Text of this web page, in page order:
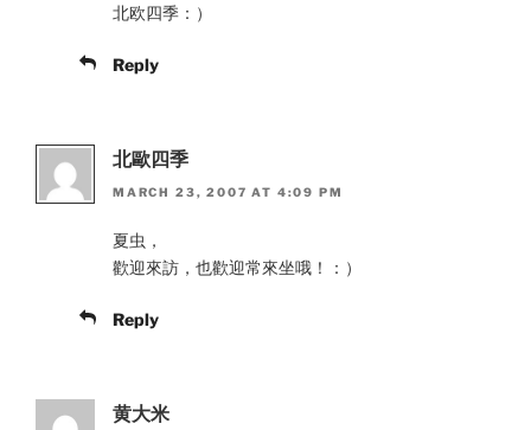
北欧四季：）
Reply
北歐四季
MARCH 23, 2007 AT 4:09 PM
夏虫，
歡迎來訪，也歡迎常來坐哦！：）
Reply
黄大米